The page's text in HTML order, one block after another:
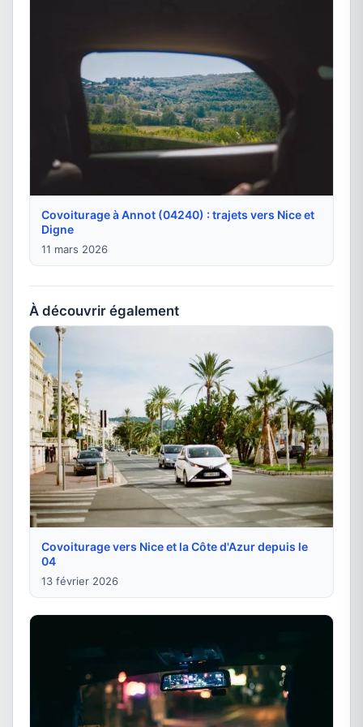
Covoiturage à Annot (04240) : trajets vers Nice et
Digne
11 mars 2026
À découvrir également
Covoiturage vers Nice et la Côte d'Azur depuis le
04
13 février 2026